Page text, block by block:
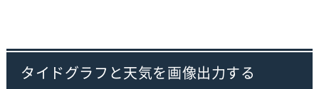
タイドグラフと天気を画像出力する